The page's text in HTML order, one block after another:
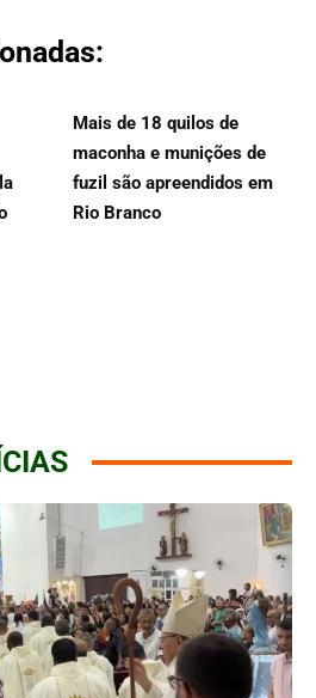
Mais de 18 quilos de
maconha e munições de
fuzil são apreendidos em
Rio Branco